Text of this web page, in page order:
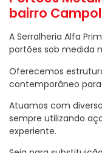
bairro
A Serralheria Alfa
portões sob medida
Oferecemos
contemporâneo
Atuamos com
sempre utilizando
experiente.